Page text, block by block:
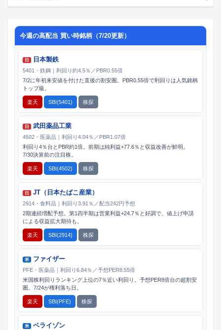
今週の高配当 買い時銘柄（7/20更新）
日 日本製鉄
5401・鉄鋼｜利回り約4.5％／PBR0.55倍
7/2に年初来安値を付けた直後の割安圏。PBR0.55倍で利回りは人気銘柄
トップ級。
楽天 SBI(5401) 株探
日 武田薬品工業
4502・医薬品｜利回り4.04％／PBR1.07倍
利回り4％台とPBR約1倍。前期は純利益+77.6％と収益改善が鮮明。
7/30決算前の注目株。
楽天 SBI(4502) 株探
日 JT（日本たばこ産業）
2914・食料品｜利回り3.91％／配当242円予想
2期連続増配予想。第1四半期は営業利益+24.7％と好調で、値上げ申請
による収益拡大期待も。
楽天 SBI(2914) 株探
米 ファイザー
PFE・医薬品｜利回り6.84％／予想PER8.55倍
米国株利回りランキング上位の7％近い利回り。予想PER8倍台の超割安
圏。7/24が権利落ち日。
楽天 SBI(PFE) 株探
米 ベライゾン